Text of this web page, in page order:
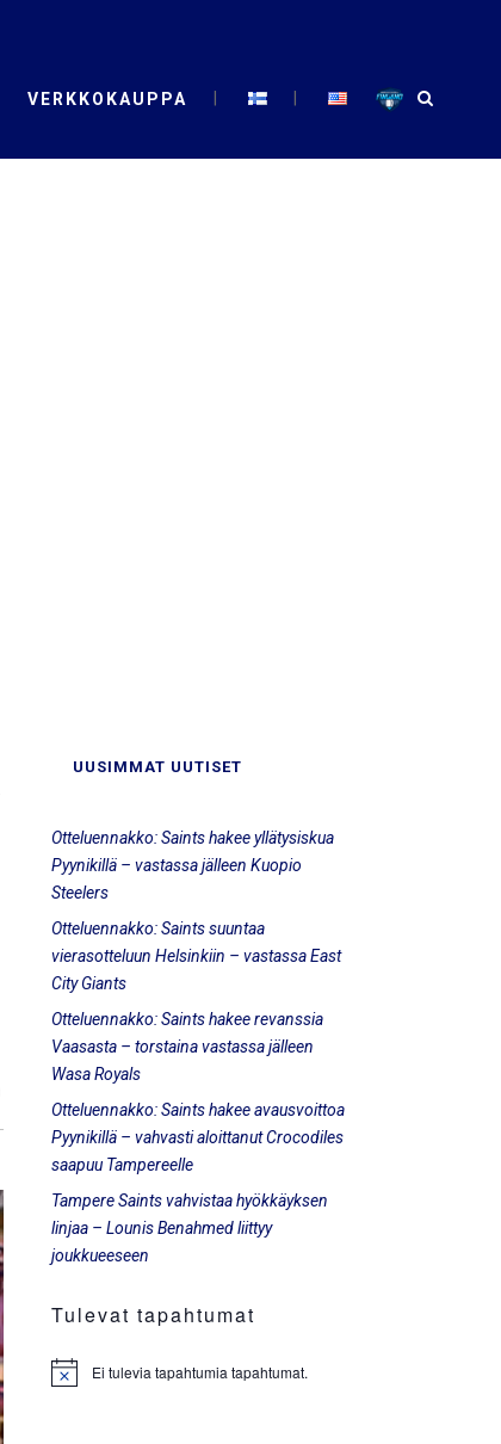
VERKKOKAUPPA
UUSIMMAT UUTISET
Otteluennakko: Saints hakee yllätysiskua
Pyynikillä – vastassa jälleen Kuopio
Steelers
Otteluennakko: Saints suuntaa
vierasotteluun Helsinkiin – vastassa East
City Giants
Otteluennakko: Saints hakee revanssia
Vaasasta – torstaina vastassa jälleen
Wasa Royals
Otteluennakko: Saints hakee avausvoittoa
Pyynikillä – vahvasti aloittanut Crocodiles
saapuu Tampereelle
Tampere Saints vahvistaa hyökkäyksen
linjaa – Lounis Benahmed liittyy
joukkueeseen
Tulevat tapahtumat
Notice Ei tulevia tapahtumia tapahtumat.